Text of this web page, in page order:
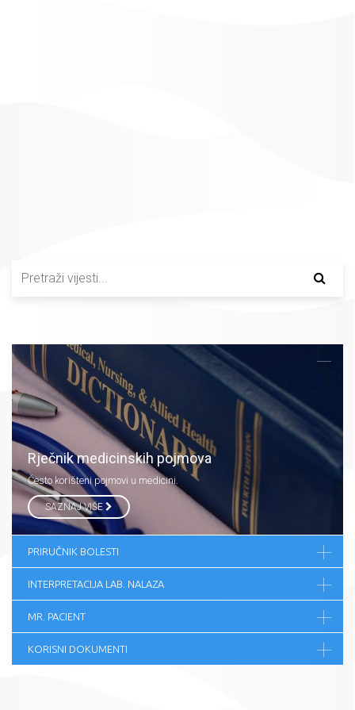
Rječnik medicinskih pojmova
Često korišteni pojmovi u medicini.
SAZNAJ VIŠE
PRIRUČNIK BOLESTI
INTERPRETACIJA LAB. NALAZA
MR. PACIENT
KORISNI DOKUMENTI